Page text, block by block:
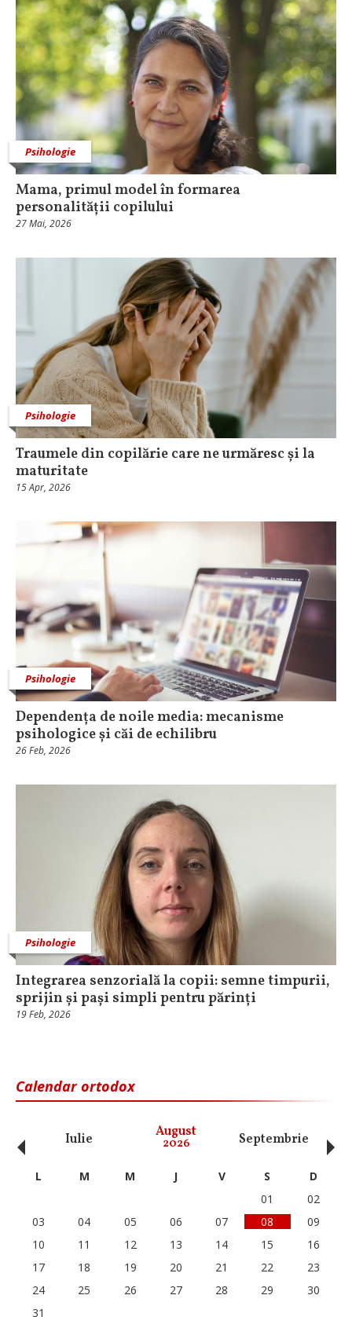
Psihologie
Mama, primul model în formarea
personalității copilului
27 Mai, 2026
Psihologie
Traumele din copilărie care ne urmăresc și la
maturitate
15 Apr, 2026
Psihologie
Dependența de noile media: mecanisme
psihologice și căi de echilibru
26 Feb, 2026
Psihologie
Integrarea senzorială la copii: semne timpurii,
sprijin și pași simpli pentru părinți
19 Feb, 2026
Calendar ortodox
Iulie August
2026 Septembrie
‹ L M M J V S
D
01
02
03
04 05 06 07 08
09
10
11 12 13 14 15
16
17
18 19 20 21 22
23
24
25 26 27 28 29
30
31